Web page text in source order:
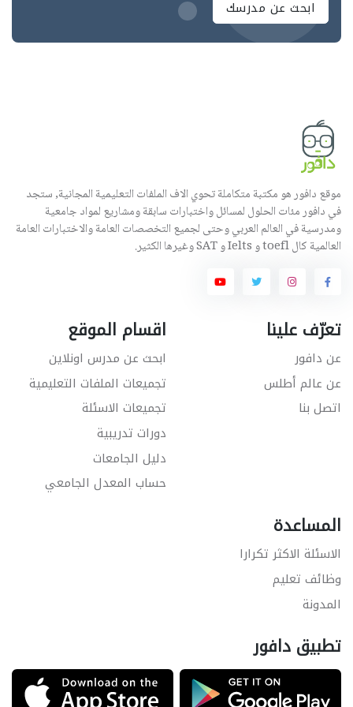
ابحث عن مدرسك
موقع دافور هو مكتبة متكاملة تحوي الاف الملفات التعليمية المجانية, ستجد
في دافور مئات الحلول لمسائل واختبارات سابقة ومشاريع لمواد جامعية
ومدرسية في العالم العربي وحتى لجميع التخصصات العامة والاختبارات العامة
العالمية كال toefl و Ielts و SAT وغيرها الكثير.
تعرّف علينا
عن دافور
عن عالم أطلس
اتصل بنا
اقسام الموقع
ابحث عن مدرس اونلاين
تجميعات الملفات التعليمية
تجميعات الاسئلة
دورات تدريبية
دليل الجامعات
حساب المعدل الجامعي
المساعدة
الاسئلة الاكثر تكرارا
وظائف تعليم
المدونة
تطبيق دافور